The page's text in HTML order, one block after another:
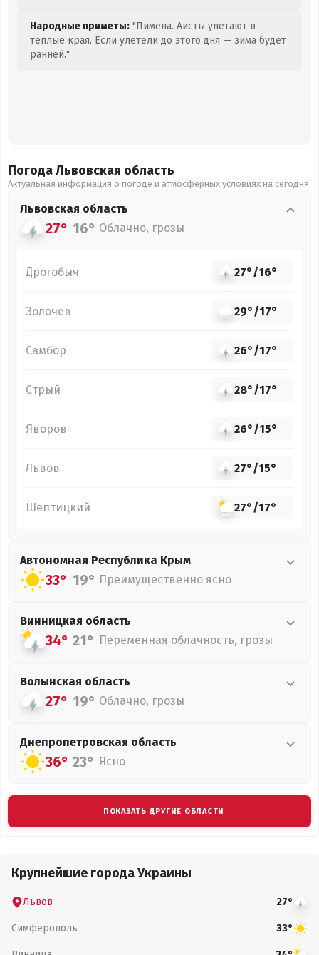
Народные приметы: "Пимена. Аисты улетают в
теплые края. Если улетели до этого дня — зима будет
ранней."
Погода Львовская область
Актуальная информация о погоде и атмосферных условиях на сегодня
Львовская область
27° 16° Облачно, грозы
Дрогобыч 27°/16°
Золочев 29°/17°
Самбор 26°/17°
Стрый 28°/17°
Яворов 26°/15°
Львов 27°/15°
Шептицкий 27°/17°
Автономная Республика Крым
33° 19° Преимущественно ясно
Винницкая область
34° 21° Переменная облачность, грозы
Волынская область
27° 19° Облачно, грозы
Днепропетровская область
36° 23° Ясно
ПОКАЗАТЬ ДРУГИЕ ОБЛАСТИ
Крупнейшие города Украины
Львов 27°
Симферополь 33°